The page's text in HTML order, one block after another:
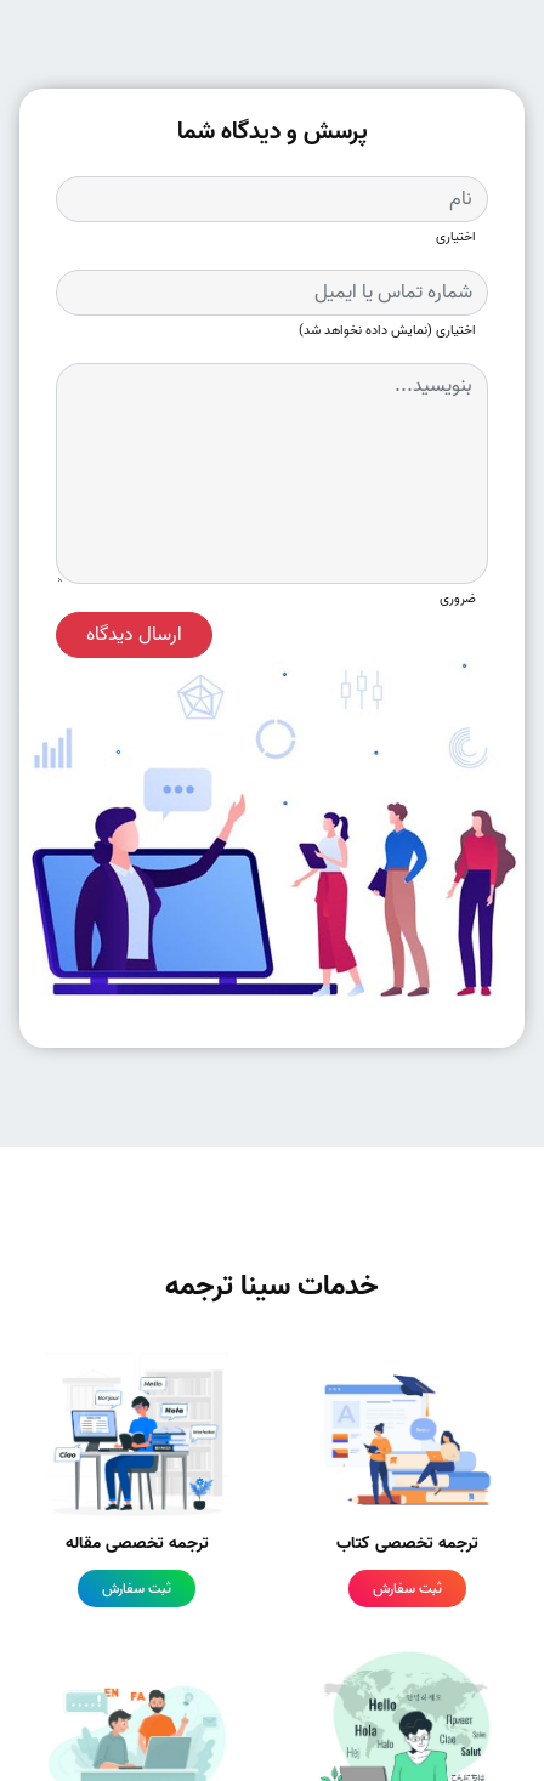
پرسش و دیدگاه شما
اختیاری
اختیاری (نمایش داده نخواهد شد)
ضروری
ارسال دیدگاه
خدمات سینا ترجمه
ترجمه تخصصی کتاب
ثبت سفارش
ترجمه تخصصی مقاله
ثبت سفارش